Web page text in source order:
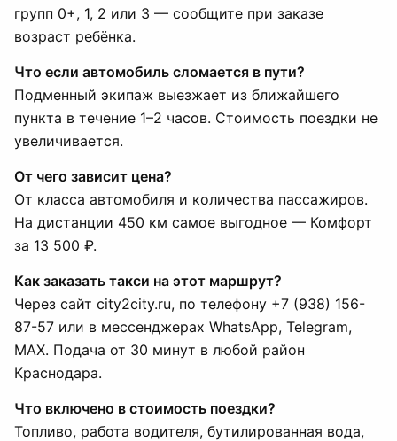
групп 0+, 1, 2 или 3 — сообщите при заказе
возраст ребёнка.
Что если автомобиль сломается в пути?
Подменный экипаж выезжает из ближайшего
пункта в течение 1–2 часов. Стоимость поездки не
увеличивается.
От чего зависит цена?
От класса автомобиля и количества пассажиров.
На дистанции 450 км самое выгодное — Комфорт
за 13 500 ₽.
Как заказать такси на этот маршрут?
Через сайт city2city.ru, по телефону +7 (938) 156-
87-57 или в мессенджерах WhatsApp, Telegram,
MAX. Подача от 30 минут в любой район
Краснодара.
Что включено в стоимость поездки?
Топливо, работа водителя, бутилированная вода,